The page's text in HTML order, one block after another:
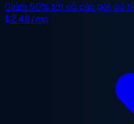
Giảm 50% tất cả các gói, có
$2.48/mo